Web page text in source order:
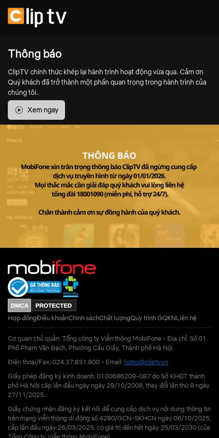
Thông báo
ClipTV chính thức khép lại hành trình hoạt động vừa qua. Cảm ơn
Quý khách đã trở thành một phần quan trọng trong hành trình của
chúng tôi.
Xem ngay
Hợp đồngĐiều khoảnChính sáchChất lượngQuy trình GQKNLiên hệ
Cơ quan chủ quản: Tổng công ty Viễn thông MobiFone - Địa chỉ: Số 01
Phố Phạm Văn Bạch, Phường Cầu Giấy, Thành phố Hà Nội.
Điện thoại/Fax: 024.37.831.800 - Email: hotro@cliptv.vn
Giấy phép đăng ký kinh doanh: 0100686209-087 do Sở KHĐT thành
phố Hà Nội cấp lần đầu ngày ngày 29/10/2008, thay đổi lần thứ 8 ngày
27/11/2025.
Giấy chứng nhận đăng ký kết nối để cung cấp dịch vụ nội dung thông tin
trên mạng viễn thông di động số 4280/GCN-SKHCN ngày 06/10/2025,
cấp lần đầu ngày 26/03/2025, có giá trị đến hết ngày 25/03/2030 (của